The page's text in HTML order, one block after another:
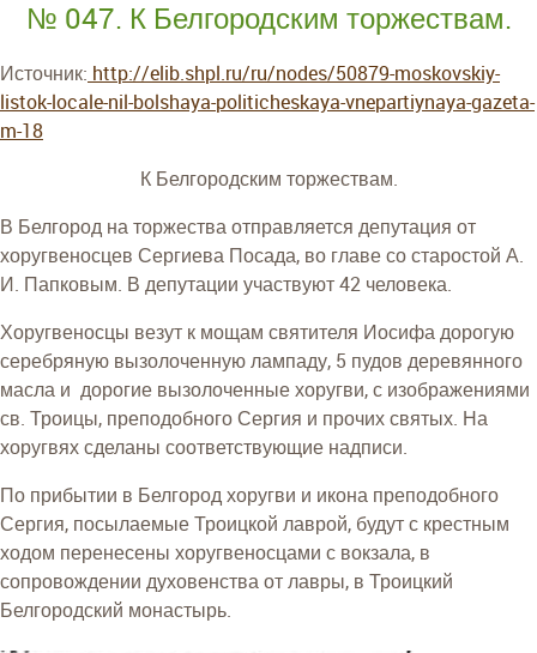
№ 047. К Белгородским торжествам.
Источник: http://elib.shpl.ru/ru/nodes/50879-moskovskiy-
listok-locale-nil-bolshaya-politicheskaya-vnepartiynaya-gazeta-
m-18
К Белгородским торжествам.
В Белгород на торжества отправляется депутация от
хоругвеносцев Сергиева Посада, во главе со старостой А.
И. Папковым. В депутации участвуют 42 человека.
Хоругвеносцы везут к мощам святителя Иосифа дорогую
серебряную вызолоченную лампаду, 5 пудов деревянного
масла и дорогие вызолоченные хоругви, с изображениями
св. Троицы, преподобного Сергия и прочих святых. На
хоругвях сделаны соответствующие надписи.
По прибытии в Белгород хоругви и икона преподобного
Сергия, посылаемые Троицкой лаврой, будут с крестным
ходом перенесены хоругвеносцами с вокзала, в
сопровождении духовенства от лавры, в Троицкий
Белгородский монастырь.